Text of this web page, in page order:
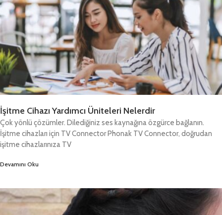
İşitme Cihazı Yardımcı Üniteleri Nelerdir
Çok yönlü çözümler. Dilediğiniz ses kaynağına özgürce bağlanın.
İşitme cihazları için TV Connector Phonak TV Connector, doğrudan
işitme cihazlarınıza TV
Devamını Oku